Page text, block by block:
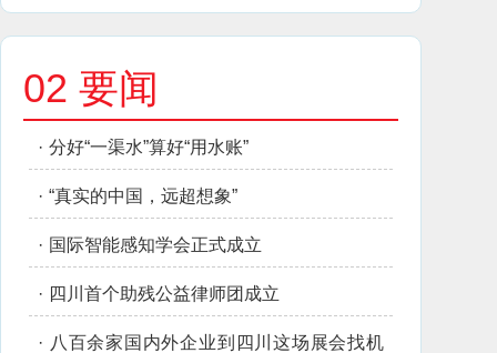
02 要闻
· 分好“一渠水”算好“用水账”
· “真实的中国，远超想象”
· 国际智能感知学会正式成立
· 四川首个助残公益律师团成立
· 八百余家国内外企业到四川这场展会找机